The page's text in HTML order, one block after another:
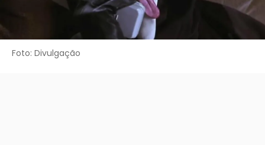
Foto: Divulgação